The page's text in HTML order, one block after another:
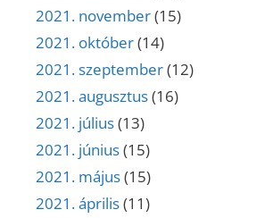
2021. november(15)
2021. október(14)
2021. szeptember(12)
2021. augusztus(16)
2021. július(13)
2021. június(15)
2021. május(15)
2021. április(11)